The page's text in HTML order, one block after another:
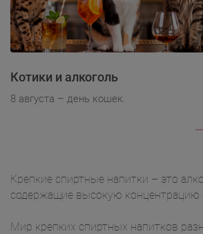
Котики и алкоголь
8 августа – день кошек.
Крепкие спиртные напитки – это
содержащие высокую концентрацию
Мир крепких спиртных напитков